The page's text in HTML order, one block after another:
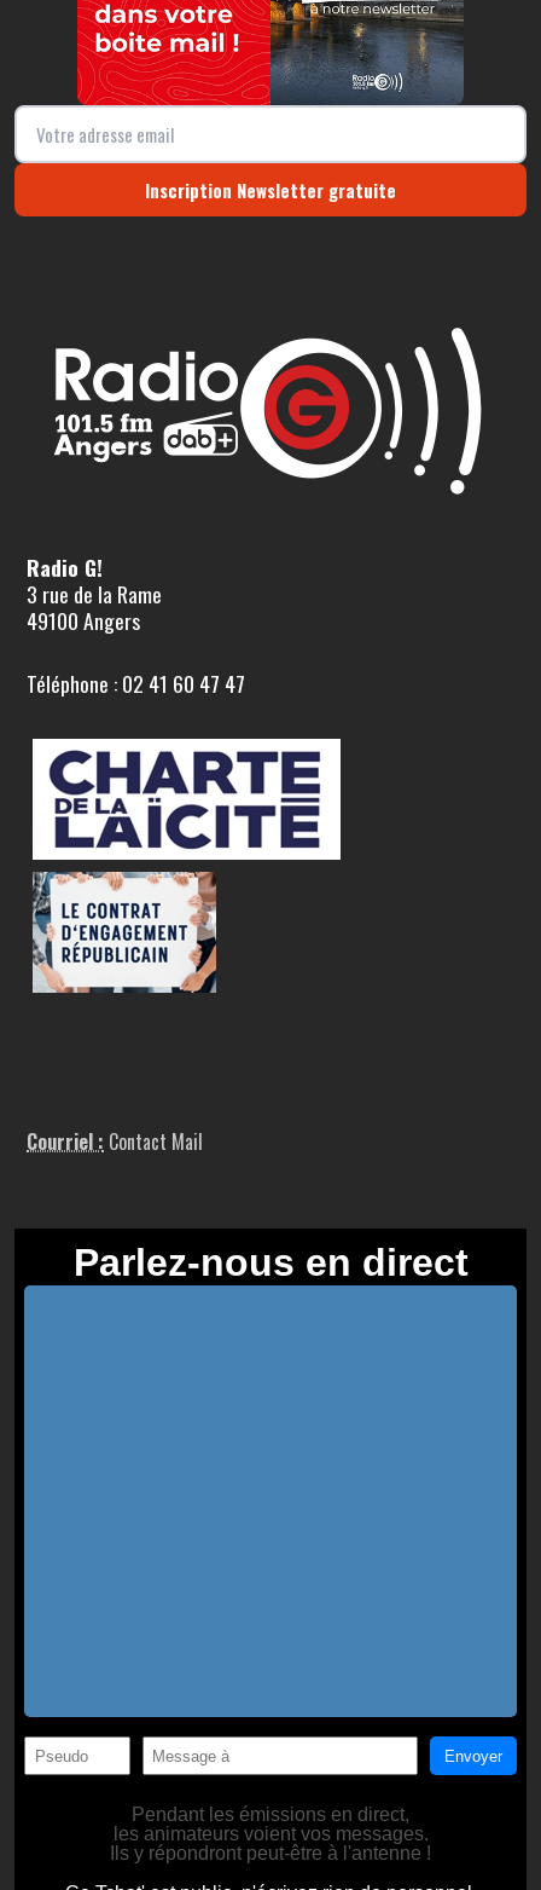
Inscription Newsletter gratuite
Radio G!
3 rue de la Rame
49100 Angers
Téléphone : 02 41 60 47 47
Courriel : Contact Mail